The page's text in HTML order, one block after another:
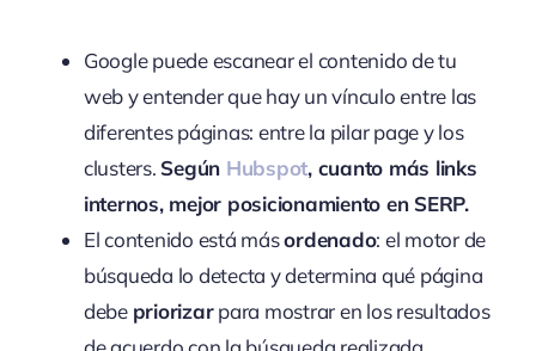
Google puede escanear el contenido de tu
web y entender que hay un vínculo entre las
diferentes páginas: entre la pilar page y los
clusters. Según Hubspot, cuanto más links
internos, mejor posicionamiento en SERP.
El contenido está másordenado: el motor de
búsqueda lo detecta y determina qué página
debe priorizarpara mostrar en los resultados